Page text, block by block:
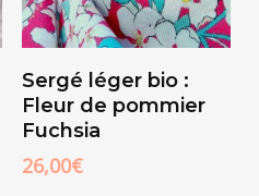
Ajouter Au
Panier
Sergé léger bio :
Fleur de pommier
Fuchsia
26,00€